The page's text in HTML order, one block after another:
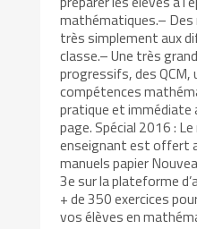
mathématiques.– Des
très simplement aux
classe.– Une très
progressifs, des QCM,
compétences
pratique et immédiate
page. Spécial 2016 :
enseignant est offert
manuels papier
3e sur la plateforme
+ de 350 exercices
vos élèves en